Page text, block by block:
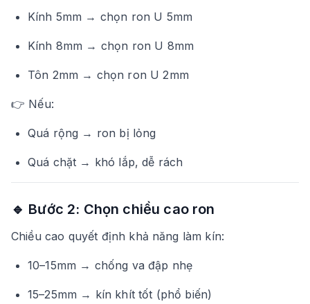
Kính 5mm → chọn ron U 5mm
Kính 8mm → chọn ron U 8mm
Tôn 2mm → chọn ron U 2mm
👉 Nếu:
Quá rộng → ron bị lỏng
Quá chặt → khó lắp, dễ rách
🔹 Bước 2: Chọn chiều cao ron
Chiều cao quyết định khả năng làm kín:
10–15mm → chống va đập nhẹ
15–25mm → kín khít tốt (phổ biến)